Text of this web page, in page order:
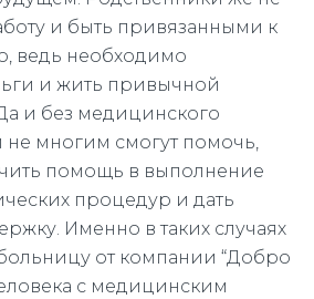
и быть привязанными к
ведь необходимо
и жить привычной
и без медицинского
не многим смогут помочь,
помощь в выполнение
процедур и дать
Именно в таких случаях
от компании “Добро
с медицинским